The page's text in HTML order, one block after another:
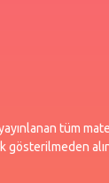
tüm
gösterilmeden